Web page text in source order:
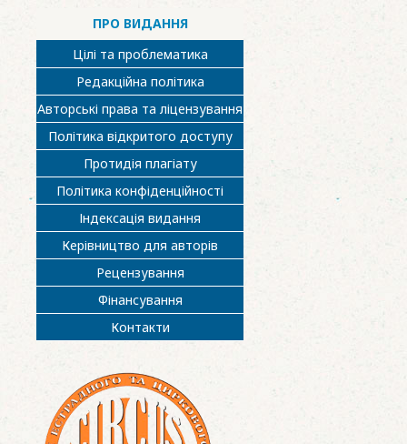
ПРО ВИДАННЯ
Цілі та проблематика
Редакційна політика
Авторські права та ліцензування
Політика відкритого доступу
Протидія плагіату
Політика конфіденційності
Індексація видання
Керівництво для авторів
Рецензування
Фінансування
Контакти